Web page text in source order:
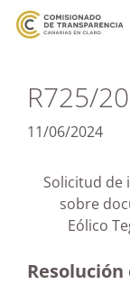
R725/
11/06/2024
Solicitud de
sobre